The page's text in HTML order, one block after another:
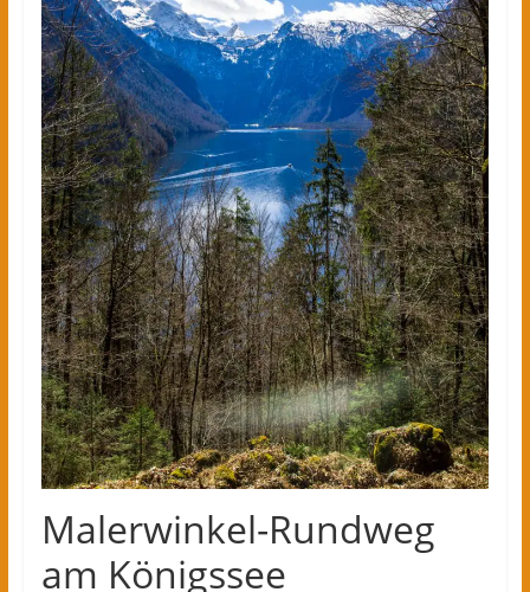
Malerwinkel-Rundweg
am Königssee